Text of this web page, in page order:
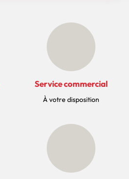
Service commercial
À votre disposition